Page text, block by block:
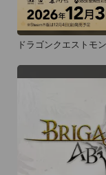
ドラゴンクエストモ